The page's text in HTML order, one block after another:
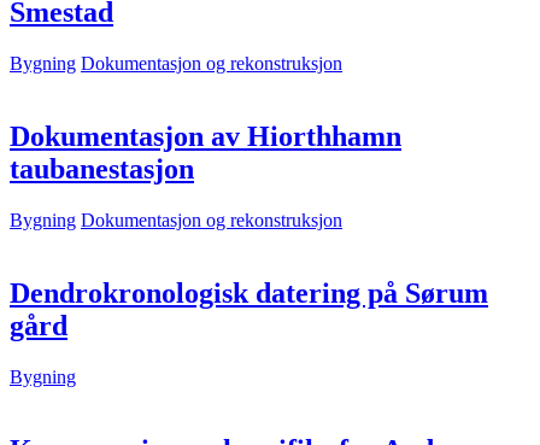
Smestad
Bygning Dokumentasjon og rekonstruksjon
Dokumentasjon av Hiorthhamn
taubanestasjon
Bygning Dokumentasjon og rekonstruksjon
Dendrokronologisk datering på Sørum
gård
Bygning